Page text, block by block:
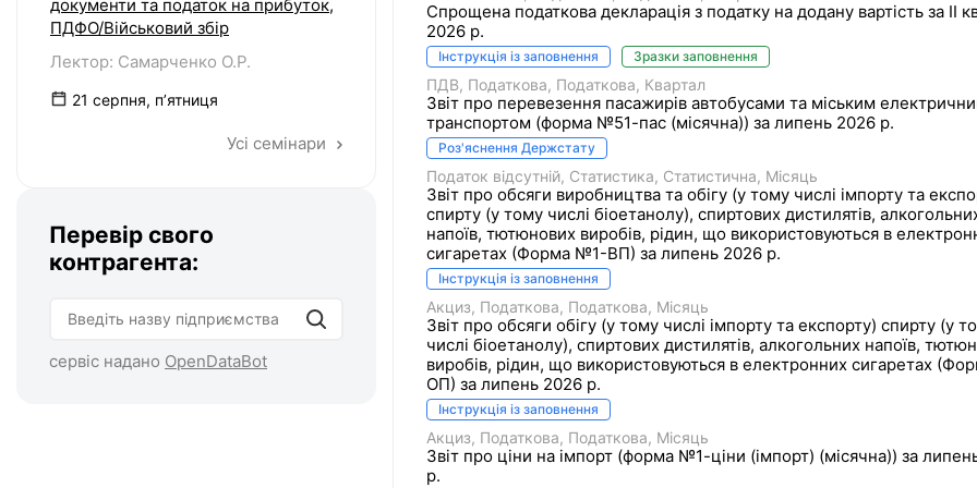
Спрощена податкова декларація з податку на додану вартість за II
2026 р.
Інструкція із заповнення Зразки заповнення
ПДВ Податкова Податкова Квартал
Звіт про перевезення пасажирів автобусами та міським
транспортом (форма №51-пас (місячна)) за липень 2026 р.
Роз'яснення Держстату
Податок відсутній Статистика Статистична Місяць
Звіт про обсяги виробництва та обігу (у тому числі імпорту та
спирту (у тому числі біоетанолу), спиртових дистилятів,
напоїв, тютюнових виробів, рідин, що використовуються в
сигаретах (Форма №1-ВП) за липень 2026 р.
Інструкція із заповнення
Акциз Податкова Податкова Місяць
Звіт про обсяги обігу (у тому числі імпорту та експорту) спирту (у
числі біоетанолу), спиртових дистилятів, алкогольних напоїв,
виробів, рідин, що використовуються в електронних сигаретах
ОП) за липень 2026 р.
Інструкція із заповнення
Акциз Податкова Податкова Місяць
Звіт про ціни на імпорт (форма №1-ціни (імпорт) (місячна)) за
р.
документи та податок на прибуток,
ПДФО/Військовий збір
Лектор: Самарченко О.Р.
21 серпня, пʼятниця
Усі семінари
Перевір свого
контрагента:
сервіс надано OpenDataBot